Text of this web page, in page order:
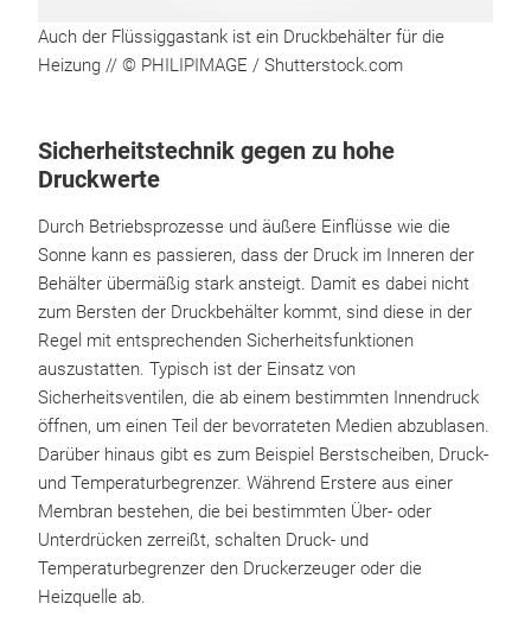
Auch der Flüssiggastank ist ein Druckbehälter für die
Heizung // © PHILIPIMAGE / Shutterstock.com
Sicherheitstechnik gegen zu hohe
Druckwerte
Durch Betriebsprozesse und äußere Einflüsse wie die
Sonne kann es passieren, dass der Druck im Inneren der
Behälter übermäßig stark ansteigt. Damit es dabei nicht
zum Bersten der Druckbehälter kommt, sind diese in der
Regel mit entsprechenden Sicherheitsfunktionen
auszustatten. Typisch ist der Einsatz von
Sicherheitsventilen, die ab einem bestimmten Innendruck
öffnen, um einen Teil der bevorrateten Medien abzublasen.
Darüber hinaus gibt es zum Beispiel Berstscheiben, Druck-
und Temperaturbegrenzer. Während Erstere aus einer
Membran bestehen, die bei bestimmten Über- oder
Unterdrücken zerreißt, schalten Druck- und
Temperaturbegrenzer den Druckerzeuger oder die
Heizquelle ab.